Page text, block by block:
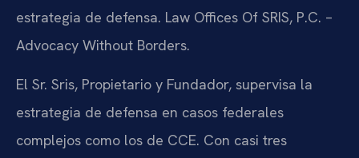
estrategia de defensa. Law Offices Of SRIS, P.C. –
Advocacy Without Borders.
El Sr. Sris, Propietario y Fundador, supervisa la
estrategia de defensa en casos federales
complejos como los de CCE. Con casi tres